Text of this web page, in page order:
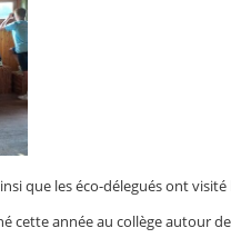
que les éco-délegués ont
cette année au collège autour